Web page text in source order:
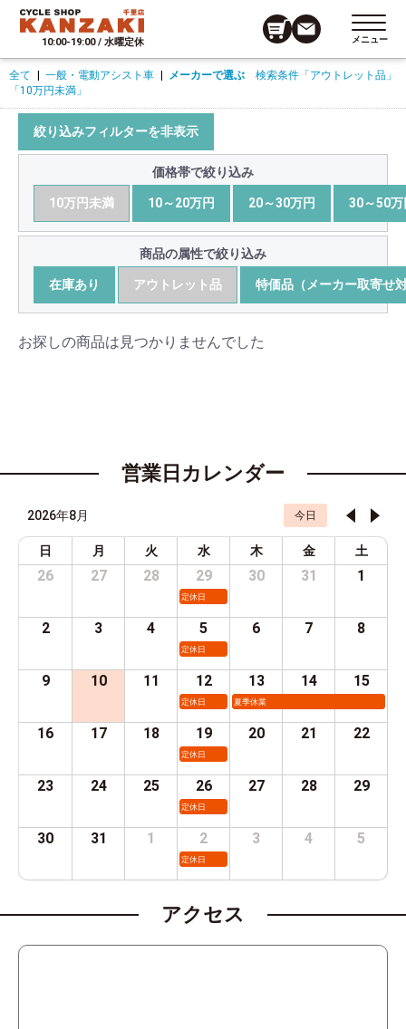
10:00-19:00 / 水曜定休 メニュー
全て 一般・電動アシスト車 メーカーで選ぶ 検索条件 「アウトレット品」
「10万円未満」
絞り込みフィルターを非表示
価格帯で絞り込み
10万円未満 10～20万円 20～30万円 30～50万
商品の属性で絞り込み
在庫あり アウトレット品 特価品（メーカー取寄せ
お探しの商品は見つかりませんでした
営業日カレンダー
2026年8月 今日
日 月 火 水 木 金 土
26 27 28 29
定休日
30 31 1
2 3 4 5
定休日
6 7 8
9 10 11 12
定休日
13
夏季休業
14 15
16 17 18 19
定休日
20 21 22
23 24 25 26
定休日
27 28 29
30 31 1 2
定休日
3 4 5
アクセス